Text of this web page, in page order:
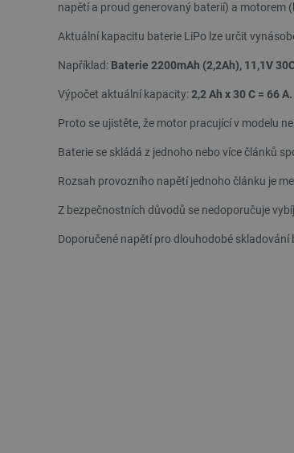
napětí a proud generovaný baterií) a motorem
Aktuální kapacitu baterie LiPo lze určit
Například: Baterie 2200mAh (2,2Ah), 11,1V
Výpočet aktuální kapacity:2,2 Ah x 30 C = 66 A.
Proto se ujistěte, že motor pracující v modelu
Baterie se skládá z jednoho nebo více článků
Rozsah provozního napětí jednoho článku je
Z bezpečnostních důvodů se nedoporučuje
Doporučené napětí pro dlouhodobé skladování